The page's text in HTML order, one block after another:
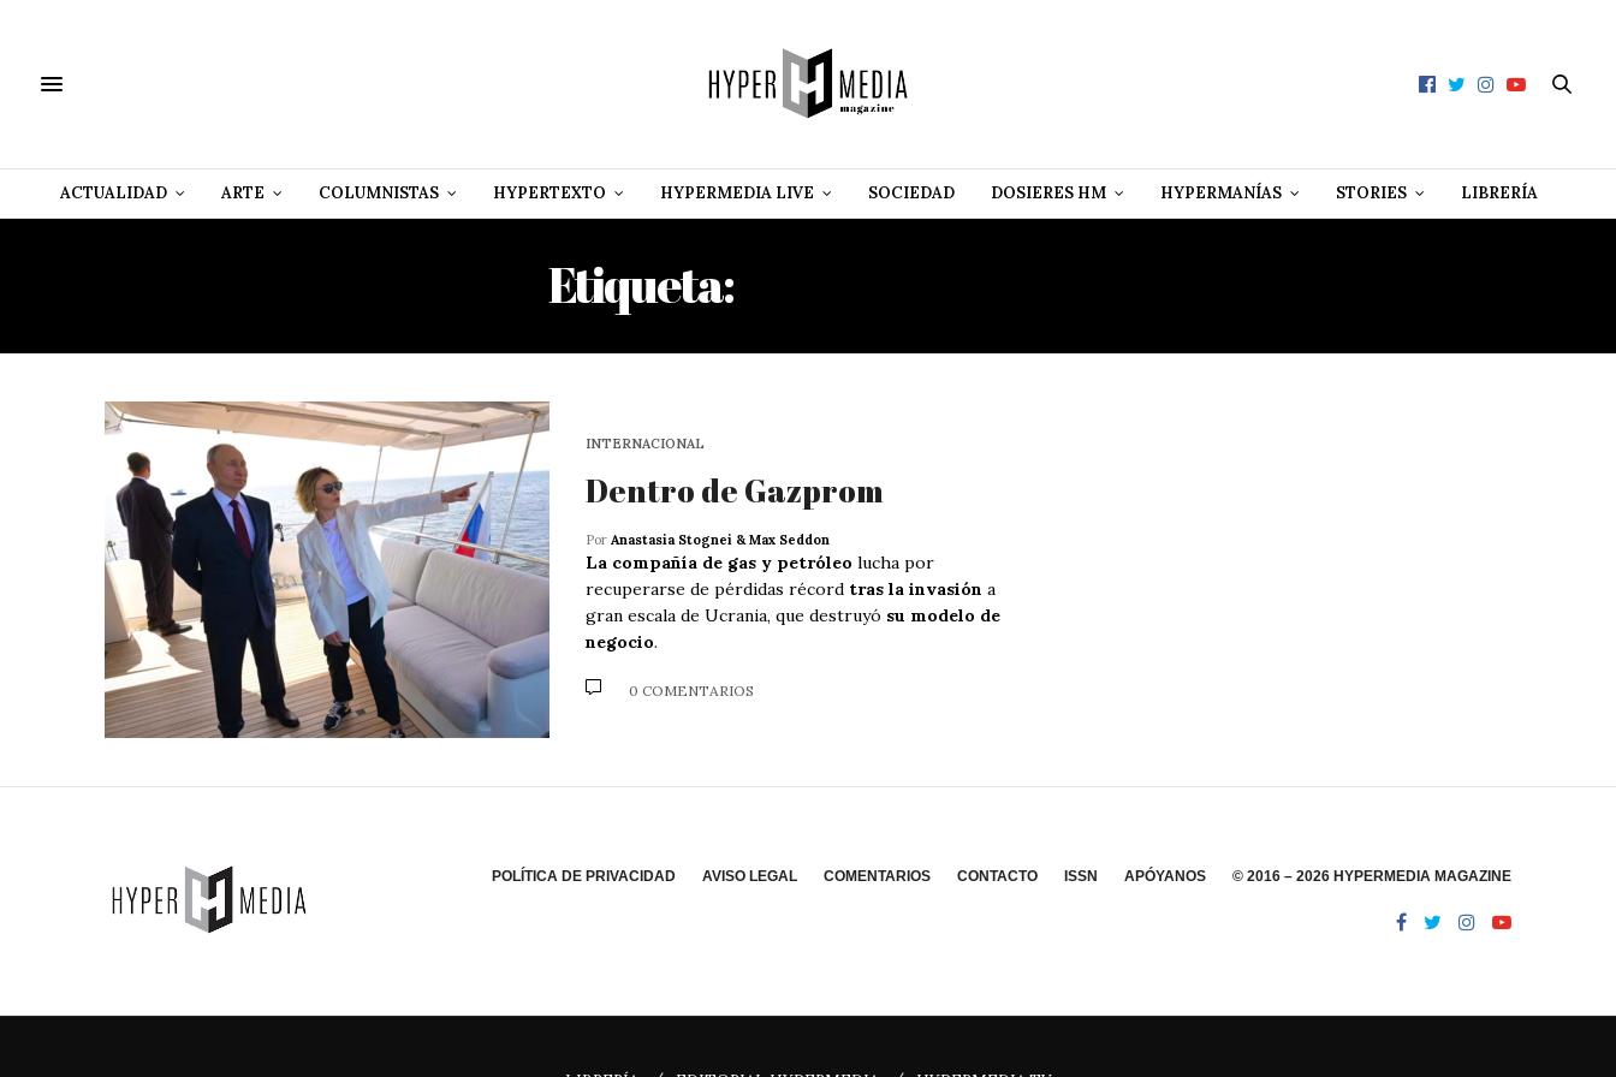
ACTUALIDAD ARTE COLUMNISTAS HYPERTEXTO HYPERMEDIA LIVE SOCIEDAD DOSIERES HM HYPERMANÍAS STORIES LIBRERÍA
Etiqueta:
INTERNACIONAL
Dentro de Gazprom
Por Anastasia Stognei & Max Seddon
La compañía de gas y petróleo lucha por
recuperarse de pérdidas récord tras la invasión a
gran escala de Ucrania, que destruyó su modelo de
negocio.
0 COMENTARIOS
POLÍTICA DE PRIVACIDAD AVISO LEGAL COMENTARIOS CONTACTO ISSN APÓYANOS © 2016 – 2026 HYPERMEDIA MAGAZINE